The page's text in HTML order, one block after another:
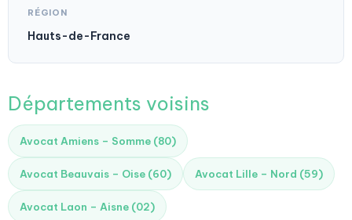
RÉGION
Hauts-de-France
Départements voisins
Avocat Amiens – Somme (80)
Avocat Beauvais – Oise (60) Avocat Lille – Nord (59)
Avocat Laon – Aisne (02)